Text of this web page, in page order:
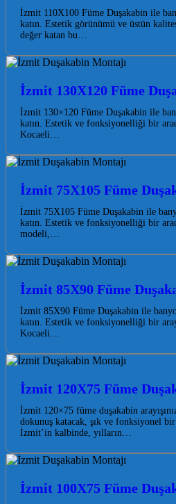
İzmit 110X100 Füme Duşakabin ile
katın. Estetik görünümü ve üstün
değer katan bu…
İzmit 130X120 Füme
İzmit 130×120 Füme Duşakabin ile
katın. Estetik ve fonksiyonelliği bir
Kocaeli…
İzmit 75X105 Füme
İzmit 75X105 Füme Duşakabin ile
katın. Estetik ve fonksiyonelliği bir
modeli,…
İzmit 85X90 Füme
İzmit 85X90 Füme Duşakabin ile
katın. Estetik ve fonksiyonelliği bir
Kocaeli…
İzmit 120X75 Füme
İzmit 120×75 füme duşakabin
dokunuş katacak, şık ve fonksiyonel
İzmit’in kalbinde, yılların…
İzmit 100X75 Füme